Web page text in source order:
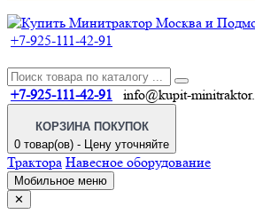
+7-925-111-42-91
+7-925-111-42-91 info@kupit-
КОРЗИНА ПОКУПОК
0 товар(ов) - Цену уточняйте
Трактора Навесное оборудование
Мобильное меню
✕